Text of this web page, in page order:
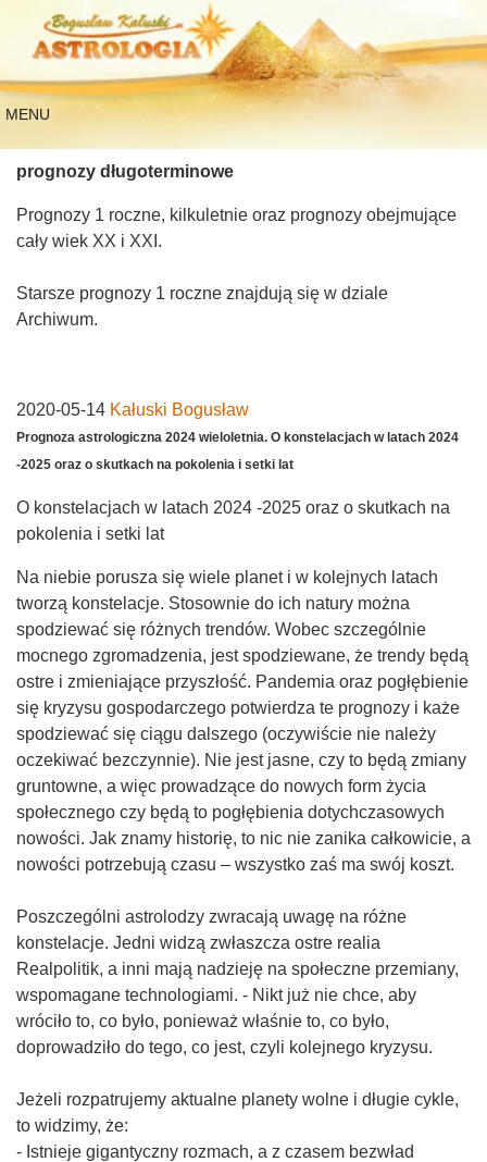
MENU
prognozy długoterminowe
Prognozy 1 roczne, kilkuletnie oraz prognozy obejmujące
cały wiek XX i XXI.
Starsze prognozy 1 roczne znajdują się w dziale
Archiwum.
2020-05-14 Kałuski Bogusław
Prognoza astrologiczna 2024 wieloletnia. O konstelacjach w latach 2024
-2025 oraz o skutkach na pokolenia i setki lat
O konstelacjach w latach 2024 -2025 oraz o skutkach na
pokolenia i setki lat
Na niebie porusza się wiele planet i w kolejnych latach
tworzą konstelacje. Stosownie do ich natury można
spodziewać się różnych trendów. Wobec szczególnie
mocnego zgromadzenia, jest spodziewane, że trendy będą
ostre i zmieniające przyszłość. Pandemia oraz pogłębienie
się kryzysu gospodarczego potwierdza te prognozy i każe
spodziewać się ciągu dalszego (oczywiście nie należy
oczekiwać bezczynnie). Nie jest jasne, czy to będą zmiany
gruntowne, a więc prowadzące do nowych form życia
społecznego czy będą to pogłębienia dotychczasowych
nowości. Jak znamy historię, to nic nie zanika całkowicie, a
nowości potrzebują czasu – wszystko zaś ma swój koszt.
Poszczególni astrolodzy zwracają uwagę na różne
konstelacje. Jedni widzą zwłaszcza ostre realia
Realpolitik, a inni mają nadzieję na społeczne przemiany,
wspomagane technologiami. - Nikt już nie chce, aby
wróciło to, co było, ponieważ właśnie to, co było,
doprowadziło do tego, co jest, czyli kolejnego kryzysu.
Jeżeli rozpatrujemy aktualne planety wolne i długie cykle,
to widzimy, że:
- Istnieje gigantyczny rozmach, a z czasem bezwład